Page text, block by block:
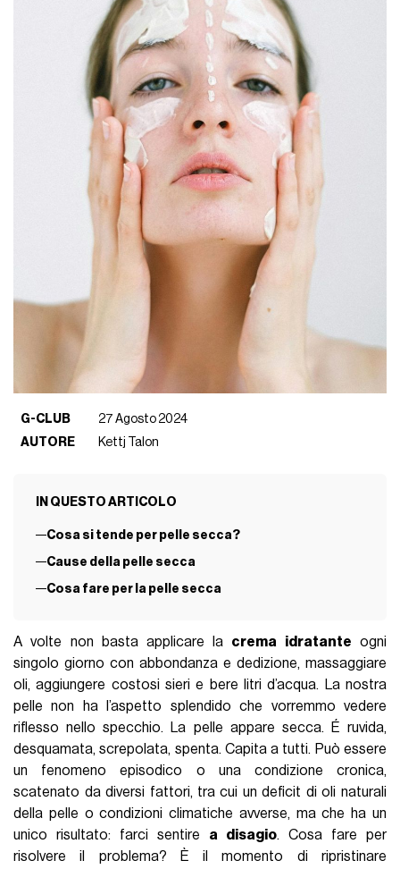
G-CLUB
27 Agosto 2024
AUTORE
Kettj Talon
IN QUESTO ARTICOLO
Cosa si tende per pelle secca?
Cause della pelle secca
Cosa fare per la pelle secca
A volte non basta applicare la crema idratante ogni
singolo giorno con abbondanza e dedizione, massaggiare
oli, aggiungere costosi sieri e bere litri d’acqua. La nostra
pelle non ha l’aspetto splendido che vorremmo vedere
riflesso nello specchio. La pelle appare secca. É ruvida,
desquamata, screpolata, spenta. Capita a tutti. Può essere
un fenomeno episodico o una condizione cronica,
scatenato da diversi fattori, tra cui un deficit di oli naturali
della pelle o condizioni climatiche avverse, ma che ha un
unico risultato: farci sentire a disagio. Cosa fare per
risolvere il problema? È il momento di ripristinare